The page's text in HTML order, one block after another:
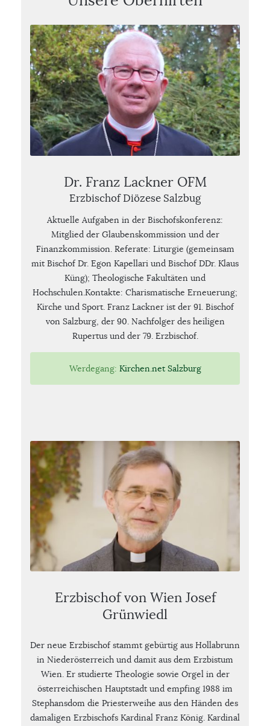
Dr. Franz Lackner OFM
Erzbischof Diözese Salzbug
Aktuelle Aufgaben in der Bischofskonferenz:
Mitglied der Glaubenskommission und der
Finanzkommission. Referate: Liturgie (gemeinsam
mit Bischof Dr. Egon Kapellari und Bischof DDr. Klaus
Küng); Theologische Fakultäten und
Hochschulen.Kontakte: Charismatische Erneuerung;
Kirche und Sport. Franz Lackner ist der 91. Bischof
von Salzburg, der 90. Nachfolger des heiligen
Rupertus und der 79. Erzbischof.
Werdegang: Kirchen.net Salzburg
Erzbischof von Wien Josef
Grünwiedl
Der neue Erzbischof stammt gebürtig aus Hollabrunn
in Niederösterreich und damit aus dem Erzbistum
Wien. Er studierte Theologie sowie Orgel in der
österreichischen Hauptstadt und empfing 1988 im
Stephansdom die Priesterweihe aus den Händen des
damaligen Erzbischofs Kardinal Franz König. Kardinal